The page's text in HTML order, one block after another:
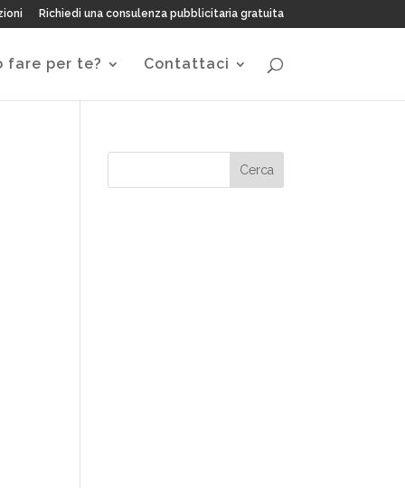
Richiedi una consulenza pubblicitaria gratuita
fare per te? Contattaci